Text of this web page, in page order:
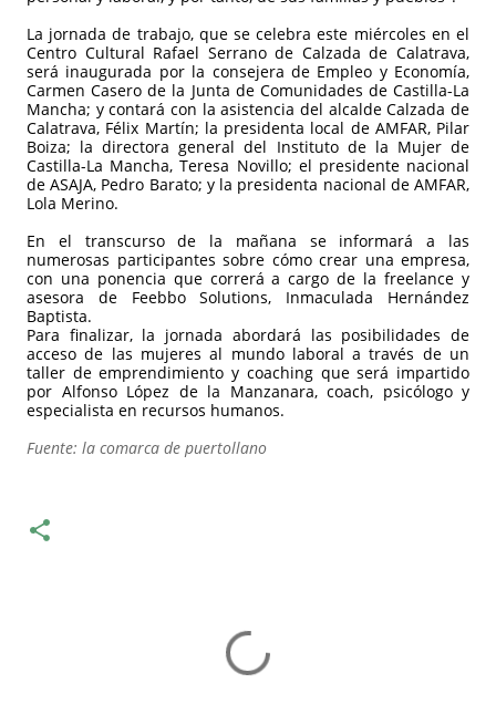
La jornada de trabajo, que se celebra este miércoles en el
Centro Cultural Rafael Serrano de Calzada de Calatrava,
será inaugurada por la consejera de Empleo y Economía,
Carmen Casero de la Junta de Comunidades de Castilla-La
Mancha; y contará con la asistencia del alcalde Calzada de
Calatrava, Félix Martín; la presidenta local de AMFAR, Pilar
Boiza; la directora general del Instituto de la Mujer de
Castilla-La Mancha, Teresa Novillo; el presidente nacional
de ASAJA, Pedro Barato; y la presidenta nacional de AMFAR,
Lola Merino.
En el transcurso de la mañana se informará a las
numerosas participantes sobre cómo crear una empresa,
con una ponencia que correrá a cargo de la freelance y
asesora de Feebbo Solutions, Inmaculada Hernández
Baptista.
Para finalizar, la jornada abordará las posibilidades de
acceso de las mujeres al mundo laboral a través de un
taller de emprendimiento y coaching que será impartido
por Alfonso López de la Manzanara, coach, psicólogo y
especialista en recursos humanos.
Fuente: la comarca de puertollano